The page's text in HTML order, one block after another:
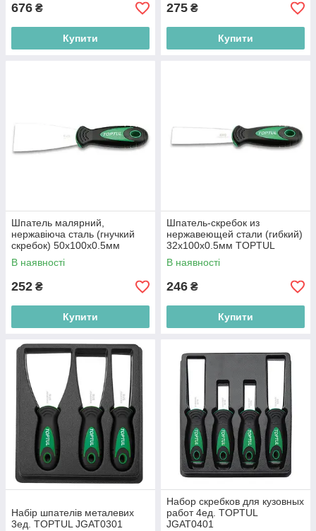
676 ₴
Купити
275 ₴
Купити
Шпатель малярний,
нержавіюча сталь (гнучкий
скребок) 50x100x0.5мм
TOPTUL JDAB5005
В наявності
252 ₴
Купити
Шпатель-скребок из
нержавеющей стали (гибкий)
32x100x0.5мм TOPTUL
JDAB3205
В наявності
246 ₴
Купити
Набір шпателів металевих
3ед. TOPTUL JGAT0301
Набор скребков для кузовных
работ 4ед. TOPTUL
JGAT0401